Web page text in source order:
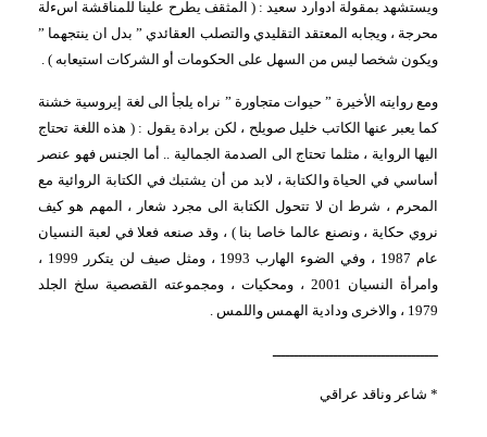
ويستشهد بمقولة ادوارد سعيد : ( المثقف يطرح علينا للمناقشة اسءلة
محرجة ، ويجابه المعتقد التقليدي والتصلب العقائدي ” بدل ان ينتجهما ”
ويكون شخصا ليس من السهل على الحكومات أو الشركات استيعابه ) .
ومع روايته الأخيرة ” حيوات متجاورة ” نراه يلجأ الى لغة إيروسية خشنة
كما يعبر عنها الكاتب خليل صويلح ، لكن برادة يقول : ( هذه اللغة تحتاج
اليها الرواية ، مثلما تحتاج الى الصدمة الجمالية .. أما الجنس فهو عنصر
أساسي في الحياة والكتابة ، لابد من أن يشتبك في الكتابة الروائية مع
المحرم ، شرط ان لا تتحول الكتابة الى مجرد شعار ، المهم هو كيف
نروي حكاية ، ونصنع عالما خاصا بنا ) ، وقد صنعه فعلا في لعبة النسيان
عام 1987 ، وفي الضوء الهارب 1993 ، ومثل صيف لن يتكرر 1999 ،
وامرأة النسيان 2001 ، ومحكيات ، ومجموعته القصصية سلخ الجلد
1979 ، والاخرى ودادية الهمس واللمس .
ــــــــــــــــــــــــــــــــــــــ
* شاعر وناقد عراقي